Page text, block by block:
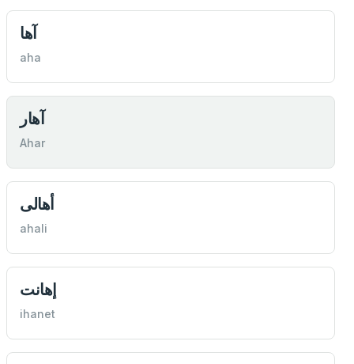
آها
aha
آهار
Ahar
أهالی
ahali
إهانت
ihanet